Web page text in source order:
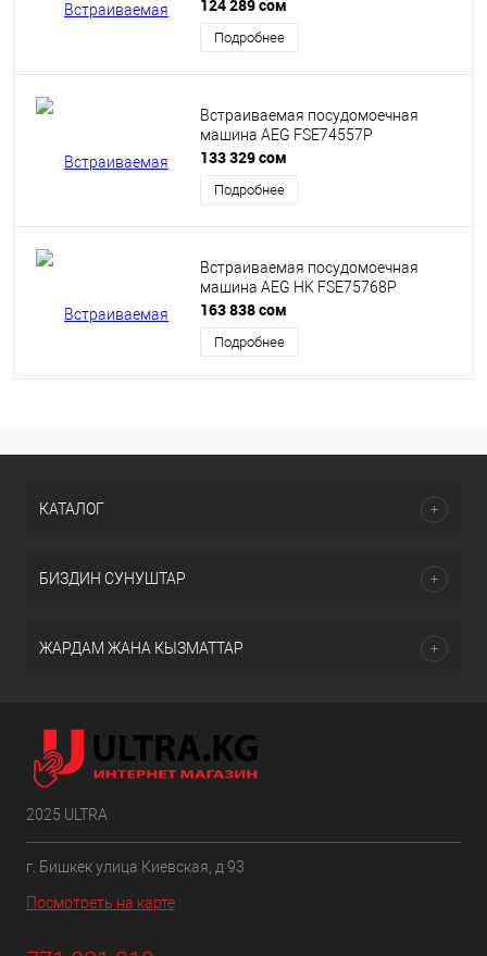
124 289 сом
Подробнее
Встраиваемая посудомоечная
машина AEG FSE74557P
133 329 сом
Подробнее
Встраиваемая посудомоечная
машина AEG HK FSE75768P
163 838 сом
Подробнее
КАТАЛОГ
БИЗДИН СУНУШТАР
ЖАРДАМ ЖАНА КЫЗМАТТАР
2025 ULTRA
г. Бишкек улица Киевская, д 93
Посмотреть на карте